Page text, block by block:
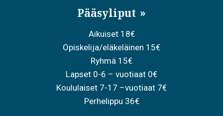
Pääsyliput
Aikuiset 18€
Opiskelija/eläkeläinen 15€
Ryhmä 15€
Lapset 0-6 – vuotiaat 0€
Koululaiset 7-17 –vuotiaat 7€
Perhelippu 36€